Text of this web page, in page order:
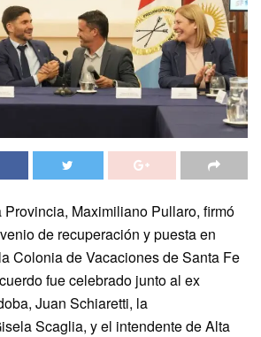
Maximiliano Pullaro, firmó
de recuperación y puesta en
Colonia de Vacaciones de Santa Fe
fue celebrado junto al ex
Juan Schiaretti, la
Scaglia, y el intendente de Alta